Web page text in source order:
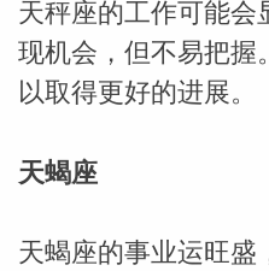
天秤座的工作可能会
现机会，但不易把握
以取得更好的进展。
天蝎座
天蝎座的事业运旺盛